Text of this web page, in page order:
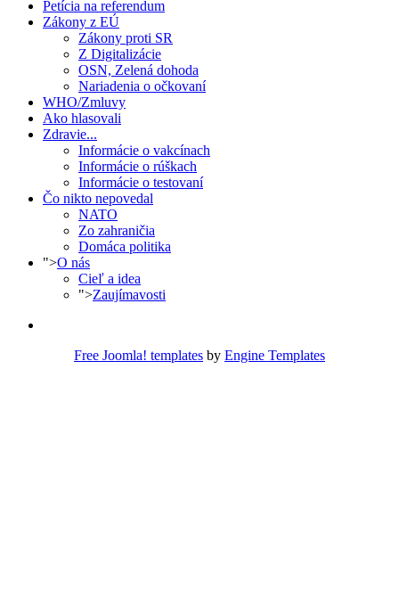
Petícia na referendum
Zákony z EÚ
Zákony proti SR
Z Digitalizácie
OSN, Zelená dohoda
Nariadenia o očkovaní
WHO/Zmluvy
Ako hlasovali
Zdravie...
Informácie o vakcínach
Informácie o rúškach
Informácie o testovaní
Čo nikto nepovedal
NATO
Zo zahraničia
Domáca politika
">O nás
Cieľ a idea
">Zaujímavosti
Free Joomla! templates by Engine Templates